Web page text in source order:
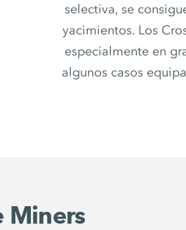
selectiva, se
yacimientos. Los
especialmente en
algunos casos
Miners